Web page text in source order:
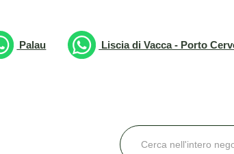
Palau Liscia di Vacca - Porto
Cerca
Prodotto